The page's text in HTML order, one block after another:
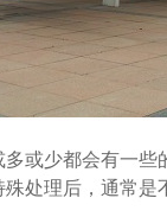
少都会有一些
处理后，通常是